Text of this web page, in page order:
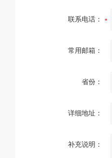
联系电话：
常用邮箱：
省份：
详细地址：
补充说明：